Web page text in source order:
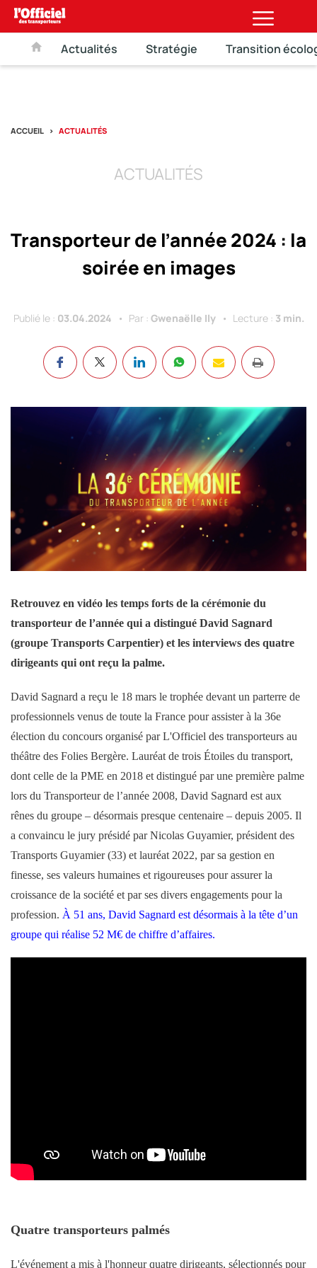
Actualités Stratégie Transition
ACCUEIL ACTUALITÉS
ACTUALITÉS
Transporteur de l’année 2024 : la
soirée en images
Publié le : 03.04.2024 Par : Gwenaëlle Ily Lecture : 3 min.
Crédit photo montage vidéo : Flavie Audouin
Retrouvez en vidéo les temps forts de la cérémonie du
transporteur de l’année qui a distingué David Sagnard
(groupe Transports Carpentier) et les interviews des quatre
dirigeants qui ont reçu la palme.
David Sagnard a reçu le 18 mars le trophée devant un parterre de
professionnels venus de toute la France pour assister à la 36e
élection du concours or­ganisé par L'Officiel des transporteurs au
théâtre des Folies Bergère. Lauréat de trois Étoiles du transport,
dont celle de la PME en 2018 et distingué par une première palme
lors du Transporteur de l’année 2008, David Sagnard est aux
rênes du groupe – désormais presque centenaire – depuis 2005. Il
a convaincu le jury présidé par Nicolas Guyamier, président des
Transports Guyamier (33) et lauréat 2022, par sa gestion en
finesse, ses valeurs humaines et rigoureuses pour assurer la
croissance de la société et par ses divers engagements pour la
profession. À 51 ans, David Sagnard est désormais à la tête d’un
groupe qui réalise 52 M€ de chiffre d’affaires.
Quatre transporteurs palmés
L'événement a mis à l'honneur quatre dirigeants, sélectionnés pour